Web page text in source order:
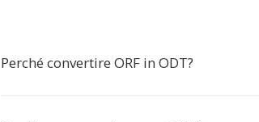
Perché convertire ORF in ODT?